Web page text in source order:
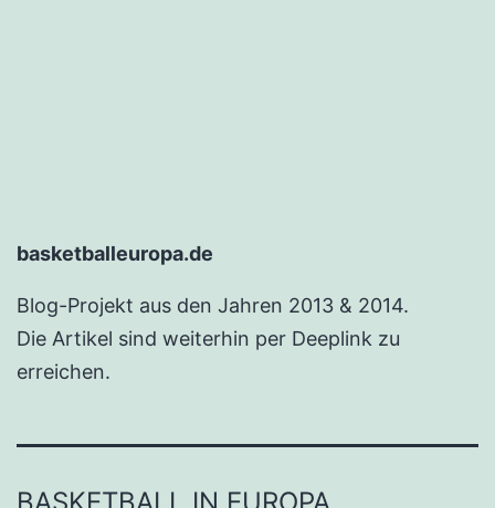
basketballeuropa.de
Blog-Projekt aus den Jahren 2013 & 2014.
Die Artikel sind weiterhin per Deeplink zu
erreichen.